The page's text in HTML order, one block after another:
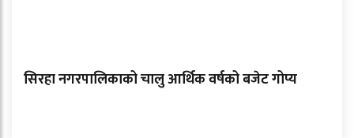
सिरहा नगरपालिकाको चालु आर्थिक वर्षको बजेट गोप्य